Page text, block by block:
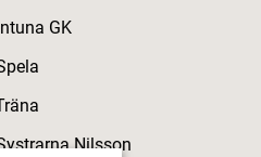
GK
Nilsson